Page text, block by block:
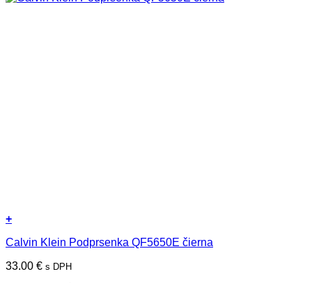
+
produkt
viacero
Calvin Klein Podprsenka QF5650E čierna
33.00 € s DPH